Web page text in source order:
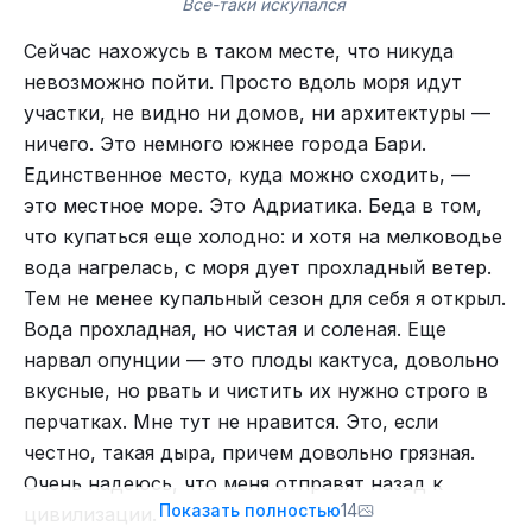
Набережная Зереноградска
Наконец спускаемся к морю.
и гордо повернул назад, в отель.
В общем, удобно у них: везде пандусы, лифты и
даже электрички с вагонами под это.
Первый город — Росток. Гораздо чище Берлина
и интереснее Магдебурга.
Всё-таки искупался
Сейчас нахожусь в таком месте, что никуда
невозможно пойти. Просто вдоль моря идут
участки, не видно ни домов, ни архитектуры —
ничего. Это немного южнее города Бари.
Единственное место, куда можно сходить, —
это местное море. Это Адриатика. Беда в том,
что купаться еще холодно: и хотя на мелководье
вода нагрелась, с моря дует прохладный ветер.
Тем не менее купальный сезон для себя я открыл.
Вода прохладная, но чистая и соленая. Еще
нарвал опунции — это плоды кактуса, довольно
вкусные, но рвать и чистить их нужно строго в
перчатках. Мне тут не нравится. Это, если
честно, такая дыра, причем довольно грязная.
Очень надеюсь, что меня отправят назад к
Показать полностью14